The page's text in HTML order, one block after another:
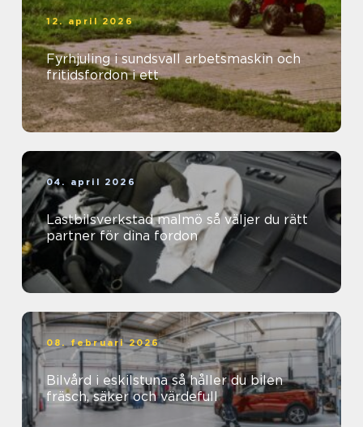
12. april 2026
Fyrhjuling i sundsvall arbetsmaskin och
fritidsfordon i ett
04. april 2026
Lastbilsverkstad malmö så väljer du rätt
partner för dina fordon
08. februari 2026
Bilvård i eskilstuna så håller du bilen
fräsch, säker och värdefull